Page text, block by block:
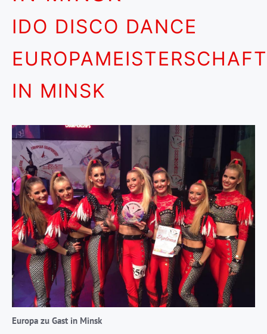
IDO DISCO DANCE
EUROPAMEISTERSCHAFT
IN MINSK
Europa zu Gast in Minsk